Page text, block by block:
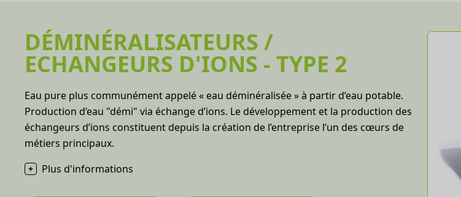
DÉMINÉRALISATEURS /
ECHANGEURS D'IONS - TYPE 2
Eau pure plus communément appelé « eau déminéralisée » à partir d’eau potable.
Production d’eau "démi" via échange d’ions. Le développement et la production des
échangeurs d’ions constituent depuis la création de l’entreprise l’un des cœurs de
métiers principaux.
Plus d'informations